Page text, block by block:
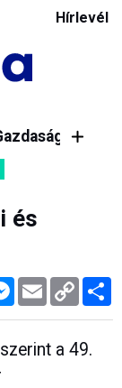
Hírlevél
és
Messenger
Email Copy
Link
a 49.